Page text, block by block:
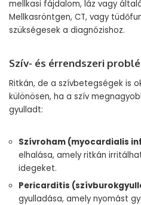
mellkasi fájdalom, láz vagy
Mellkasröntgen, CT, vagy
szükségesek a diagnózishoz.
Szív- és érrendszeri
Ritkán, de a szívbetegségek is
különösen, ha a szív
gyulladt:
Szívroham (myocardialis
elhalása, amely ritkán
idegeket.
Pericarditis
gyulladása, amely nyomást